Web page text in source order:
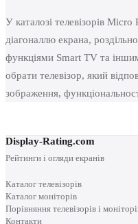
У каталозі телевізорів
діагоналлю екрана,
функціями Smart TV та
обрати телевізор, який
зображення,
Display-Rating.com
Рейтинги і огляди екранів
Каталог телевізорів
Каталог моніторів
Порівняння телевізорів і
Контакти